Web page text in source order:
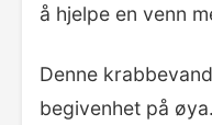
å hjelpe en venn
Denne
begivenhet på